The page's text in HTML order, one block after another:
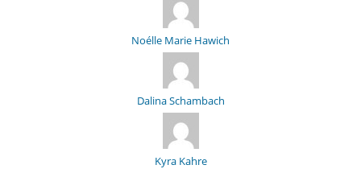
Noélle Marie Hawich
Dalina Schambach
Kyra Kahre